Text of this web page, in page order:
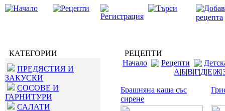
КАТЕГОРИИ
ПРЕДЯСТИЯ И
ЗАКУСКИ
СОСОВЕ И
ГАРНИТУРИ
САЛАТИ
РЕЦЕПТИ
Начало
Рецепти
А|Б|В|Г|Д|Е|Ж|
Брашняна каша със
сирене